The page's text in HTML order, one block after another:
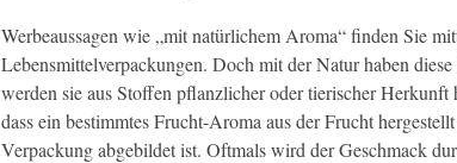
Werbeaussagen wie „mit natürlichem Aroma“ finden Sie
Lebensmittelverpackungen. Doch mit der Natur haben
werden sie aus Stoffen pflanzlicher oder tierischer
dass ein bestimmtes Frucht-Aroma aus der Frucht
Verpackung abgebildet ist. Oftmals wird der Geschmack